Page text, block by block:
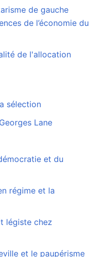
de gauche
de l’économie du
de l'allocation
sélection
Lane
et du
régime et la
légiste chez
et le paupérisme